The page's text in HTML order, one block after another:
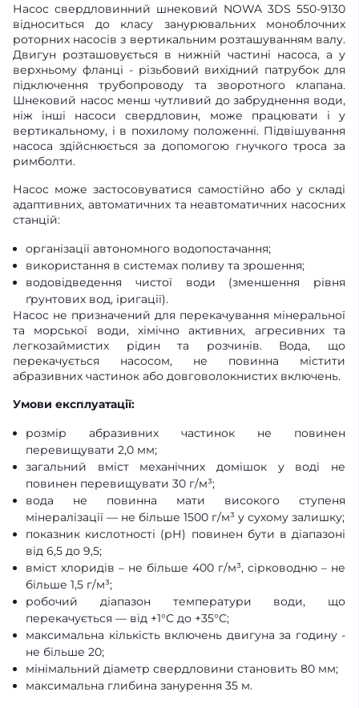
Насос свердловинний шнековий NOWA 3DS 550-9130
відноситься до класу занурювальних моноблочних
роторних насосів з вертикальним розташуванням валу.
Двигун розташовується в нижній частині насоса, а у
верхньому фланці - різьбовий вихідний патрубок для
підключення трубопроводу та зворотного клапана.
Шнековий насос менш чутливий до забруднення води,
ніж інші насоси свердловин, може працювати і у
вертикальному, і в похилому положенні. Підвішування
насоса здійснюється за допомогою гнучкого троса за
римболти.
Насос може застосовуватися самостійно або у складі
адаптивних, автоматичних та неавтоматичних насосних
станцій:
організації автономного водопостачання;
використання в системах поливу та зрошення;
водовідведення чистої води (зменшення рівня
ґрунтових вод, іригації).
Насос не призначений для перекачування мінеральної
та морської води, хімічно активних, агресивних та
легкозаймистих рідин та розчинів. Вода, що
перекачується насосом, не повинна містити
абразивних частинок або довговолокнистих включень.
Умови експлуатації:
розмір абразивних частинок не повинен
перевищувати 2,0 мм;
загальний вміст механічних домішок у воді не
повинен перевищувати 30 г/м³;
вода не повинна мати високого ступеня
мінералізації — не більше 1500 г/м³ у сухому залишку;
показник кислотності (рН) повинен бути в діапазоні
від 6,5 до 9,5;
вміст хлоридів – не більше 400 г/м³, сірководню – не
більше 1,5 г/м³;
робочий діапазон температури води, що
перекачується — від +1°С до +35°С;
максимальна кількість включень двигуна за годину -
не більше 20;
мінімальний діаметр свердловини становить 80 мм;
максимальна глибина занурення 35 м.